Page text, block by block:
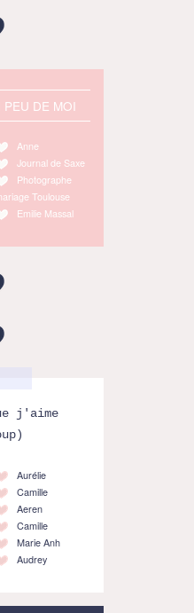
DE MOI
Anne
Journal de Saxe
Photographe
Toulouse
Emilie Massal
j'aime
Aurélie
Camille
Aeren
Camille
Marie Anh
Audrey